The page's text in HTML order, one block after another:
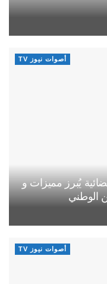
أصوات نيوز TV
يُبرز مميزات و
الوطني
أصوات نيوز TV